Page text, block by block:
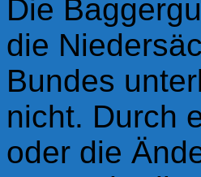
Die
die
Bundes
nicht. Durch
oder die